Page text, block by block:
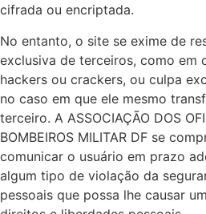
cifrada ou encriptada.
No entanto, o site se exime de
exclusiva de terceiros, como em
hackers ou crackers, ou culpa
no caso em que ele mesmo
terceiro. A ASSOCIAÇÃO DOS
BOMBEIROS MILITAR DF se
comunicar o usuário em prazo
algum tipo de violação da
pessoais que possa lhe causar